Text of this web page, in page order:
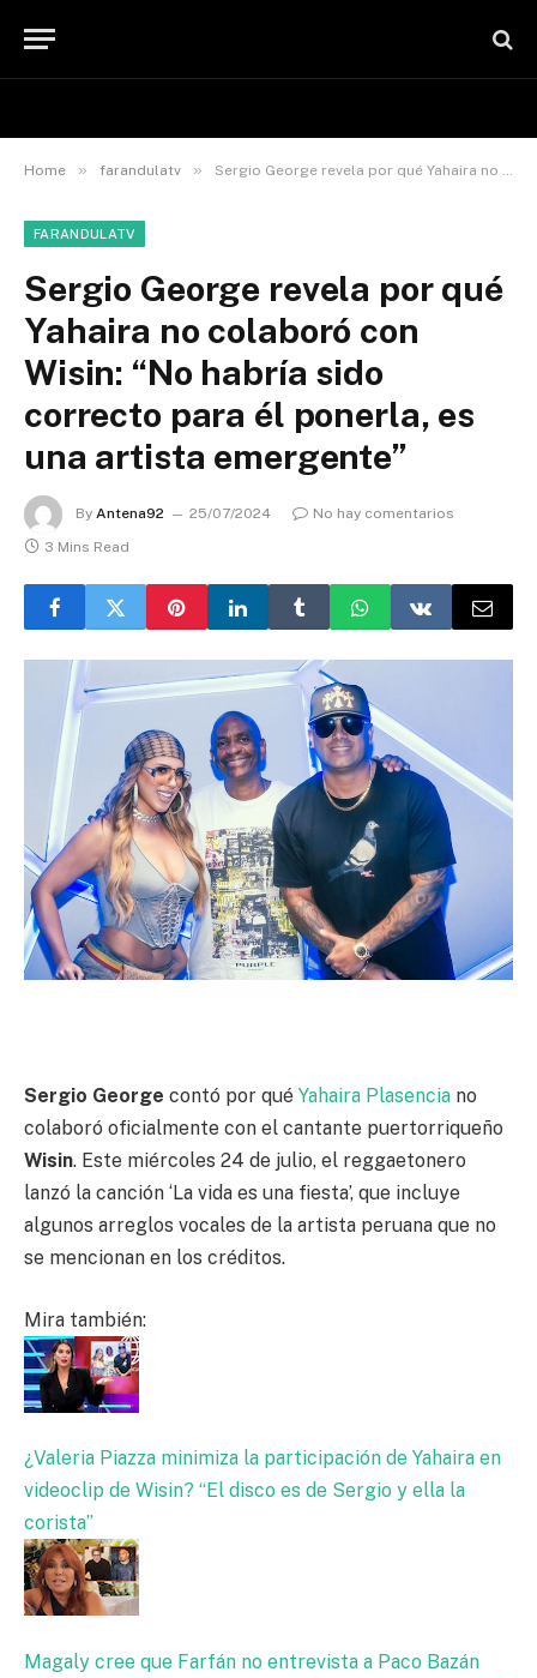
Home » farandulatv » Sergio George revela por qué Yahaira no colaboró con Wisin: “No habría sido correcto para él ponerla, es una artista emergente”
FARANDULATV
Sergio George revela por qué
Yahaira no colaboró con
Wisin: “No habría sido
correcto para él ponerla, es
una artista emergente”
By Antena92 25/07/2024
No hay comentarios
3 Mins Read
Sergio George contó por qué Yahaira Plasencia no
colaboró oficialmente con el cantante puertorriqueño
Wisin. Este miércoles 24 de julio, el reggaetonero
lanzó la canción ‘La vida es una fiesta’, que incluye
algunos arreglos vocales de la artista peruana que no
se mencionan en los créditos.
Mira también:
¿Valeria Piazza minimiza la participación de Yahaira en
videoclip de Wisin? “El disco es de Sergio y ella la
corista”
Magaly cree que Farfán no entrevista a Paco Bazán